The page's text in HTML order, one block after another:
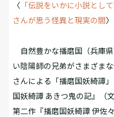
〈 「伝説をいかに小説とし
さんが思う怪異と現実の間
自然豊かな播磨国（兵庫
い陰陽師の兄弟がさまざまな
さんによる「播磨国妖綺譚
国妖綺譚 あきつ鬼の記』（
第二作『播磨国妖綺譚 伊佐